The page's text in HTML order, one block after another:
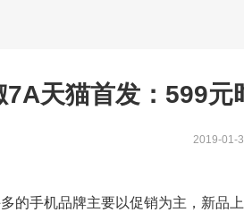
7A天猫首发：599元
2019-01-
的手机品牌主要以促销为主，新品